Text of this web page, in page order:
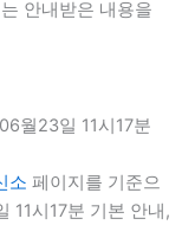
안내받은 내용을
월23일 11시17분
소 페이지를 기준으
11시17분 기본 안내,